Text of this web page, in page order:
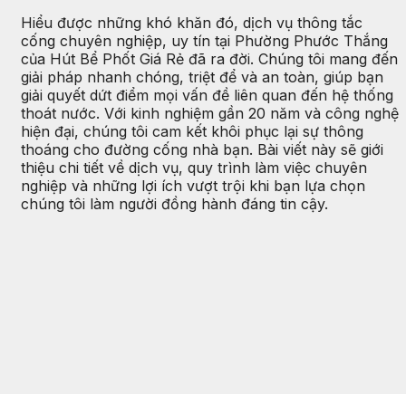
Hiểu được những khó khăn đó, dịch vụ thông tắc
cống chuyên nghiệp, uy tín tại Phường Phước Thắng
của Hút Bể Phốt Giá Rẻ đã ra đời. Chúng tôi mang đến
giải pháp nhanh chóng, triệt để và an toàn, giúp bạn
giải quyết dứt điểm mọi vấn đề liên quan đến hệ thống
thoát nước. Với kinh nghiệm gần 20 năm và công nghệ
hiện đại, chúng tôi cam kết khôi phục lại sự thông
thoáng cho đường cống nhà bạn. Bài viết này sẽ giới
thiệu chi tiết về dịch vụ, quy trình làm việc chuyên
nghiệp và những lợi ích vượt trội khi bạn lựa chọn
chúng tôi làm người đồng hành đáng tin cậy.